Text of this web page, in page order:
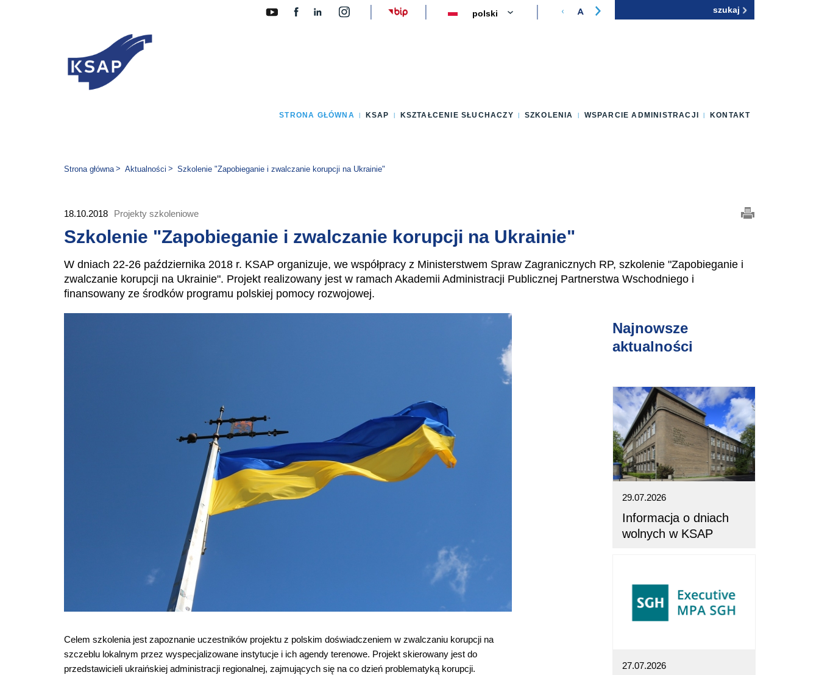
Zmień wersję językową strony
STRONA GŁÓWNA KSAP KSZTAŁCENIE SŁUCHACZY SZKOLENIA WSPARCIE ADMINISTRACJI KONTAKT
Jesteś tutaj:
Strona główna Aktualności Szkolenie "Zapobieganie i zwalczanie korupcji na Ukrainie"
18.10.2018 Projekty szkoleniowe
Szkolenie "Zapobieganie i zwalczanie korupcji na Ukrainie"
W dniach 22-26 października 2018 r. KSAP organizuje, we współpracy z Ministerstwem Spraw Zagranicznych RP, szkolenie "Zapobieganie i
zwalczanie korupcji na Ukrainie". Projekt realizowany jest w ramach Akademii Administracji Publicznej Partnerstwa Wschodniego i
finansowany ze środków programu polskiej pomocy rozwojowej.
Celem szkolenia jest zapoznanie uczestników projektu z polskim doświadczeniem w zwalczaniu korupcji na
szczeblu lokalnym przez wyspecjalizowane instytucje i ich agendy terenowe. Projekt skierowany jest do
przedstawicieli ukraińskiej administracji regionalnej, zajmujących się na co dzień problematyką korupcji.
Najnowsze
aktualności
29.07.2026
Informacja o dniach
wolnych w KSAP
27.07.2026